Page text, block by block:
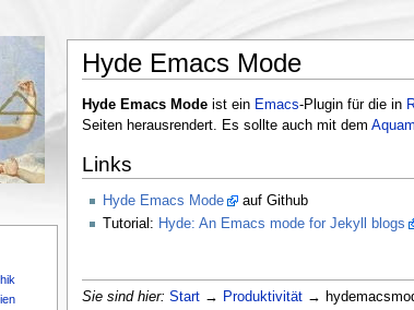
Hyde Emacs Mode
Hyde Emacs Modeist ein Emacs-Plugin für die in
Seiten herausrendert. Es sollte auch mit dem
Links
Hyde Emacs Mode
auf Github
Tutorial: Hyde: An Emacs mode for Jekyll blogs
Sie sind hier: Start→ Produktivität→